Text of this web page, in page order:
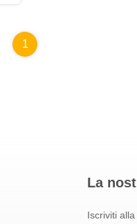
1
La
Iscriviti